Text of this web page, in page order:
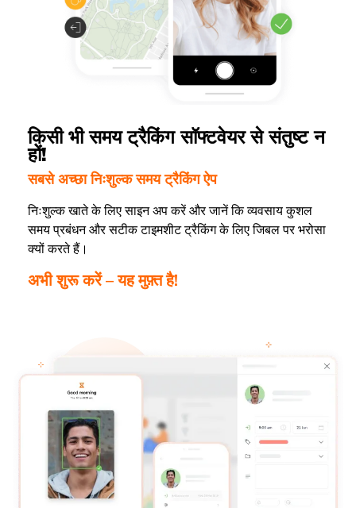
किसी भी समय ट्रैकिंग सॉफ्टवेयर से संतुष्ट न
हों!
सबसे अच्छा निःशुल्क समय ट्रैकिंग ऐप
निःशुल्क खाते के लिए साइन अप करें और जानें कि व्यवसाय कुशल
समय प्रबंधन और सटीक टाइमशीट ट्रैकिंग के लिए जिबल पर भरोसा
क्यों करते हैं।
अभी शुरू करें – यह मुफ़्त है!